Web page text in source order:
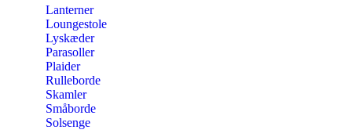
Lanterner
Loungestole
Lyskæder
Parasoller
Plaider
Rulleborde
Skamler
Småborde
Solsenge